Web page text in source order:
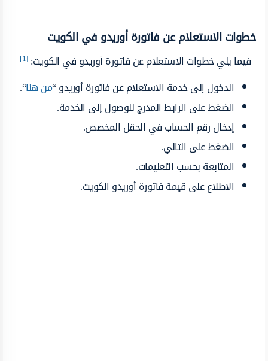
خطوات الاستعلام عن فاتورة أوريدو في الكويت
فيما يلي خطوات الاستعلام عن فاتورة أوريدو في الكويت:[1]
الدخول إلى خدمة الاستعلام عن فاتورة أوريدو “من هنا“.
الضغط على الرابط المدرج للوصول إلى الخدمة.
إدخال رقم الحساب في الحقل المخصص.
الضغط على التالي.
المتابعة بحسب التعليمات.
الاطلاع على قيمة فاتورة أوريدو الكويت.